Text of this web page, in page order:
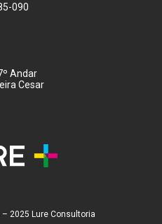
2025 Lure Consultoria
090
Andar
Cesar